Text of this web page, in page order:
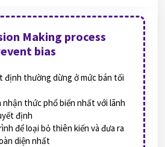
Making process
bias
định thường dừng ở mức bán tối
nhận thức phổ biến nhất với lãnh
định
để loại bỏ thiên kiến và đưa ra
diện nhất